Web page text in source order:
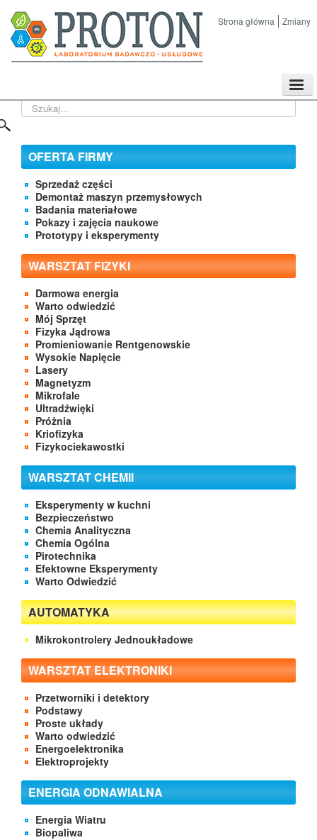
Strona główna Zmiany
Kontakt
Szukaj...
OFERTA FIRMY
Sprzedaż części
Demontaż maszyn przemysłowych
Badania materiałowe
Pokazy i zajęcia naukowe
Prototypy i eksperymenty
WARSZTAT FIZYKI
Darmowa energia
Warto odwiedzić
Mój Sprzęt
Fizyka Jądrowa
Promieniowanie Rentgenowskie
Wysokie Napięcie
Lasery
Magnetyzm
Mikrofale
Ultradźwięki
Próżnia
Kriofizyka
Fizykociekawostki
WARSZTAT CHEMII
Eksperymenty w kuchni
Bezpieczeństwo
Chemia Analityczna
Chemia Ogólna
Pirotechnika
Efektowne Eksperymenty
Warto Odwiedzić
AUTOMATYKA
Mikrokontrolery Jednoukładowe
WARSZTAT ELEKTRONIKI
Przetworniki i detektory
Podstawy
Proste układy
Warto odwiedzić
Energoelektronika
Elektroprojekty
ENERGIA ODNAWIALNA
Energia Wiatru
Biopaliwa